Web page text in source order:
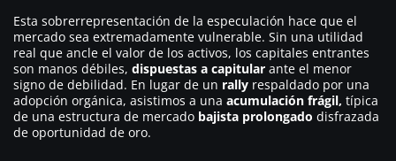
Esta sobrerrepresentación de la especulación hace que el
mercado sea extremadamente vulnerable. Sin una utilidad
real que ancle el valor de los activos, los capitales entrantes
son manos débiles, dispuestas a capitular ante el menor
signo de debilidad. En lugar de un rally respaldado por una
adopción orgánica, asistimos a una acumulación frágil, típica
de una estructura de mercado bajista prolongado disfrazada
de oportunidad de oro.